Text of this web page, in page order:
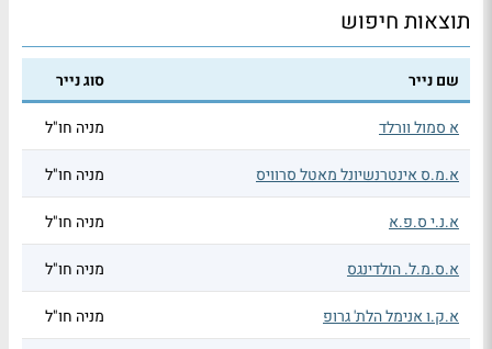
תוצאות חיפוש
שם נייר סוג נייר
א סמול וורלד מניה חו"ל
א.מ.ס אינטרנשיונל מאטל סרוויס מניה חו"ל
א.נ.י ס.פ.א מניה חו"ל
א.ס.מ.ל. הולדינגס מניה חו"ל
א.ק.ו אנימל הלת' גרופ מניה חו"ל